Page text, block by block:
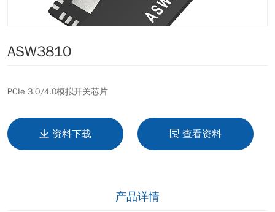
ASW3810
PCIe 3.0/4.0模拟开关芯片
资料下载 查看资料
产品详情